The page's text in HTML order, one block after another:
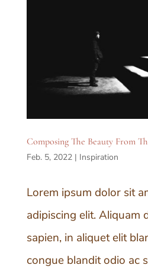
Composing The Beauty From
Feb. 5, 2022| Inspiration
Lorem ipsum dolor sit
adipiscing elit. Aliquam
sapien, in aliquet elit
congue blandit odio ac